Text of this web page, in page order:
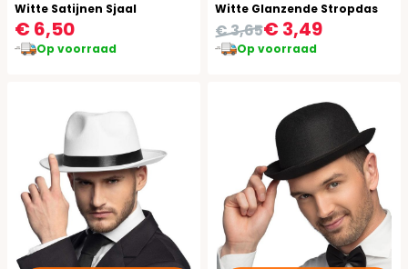
Witte Satijnen Sjaal
€ 6,50
Op voorraad
Witte Glanzende Stropdas
€ 3,49
€ 3,65
Op voorraad